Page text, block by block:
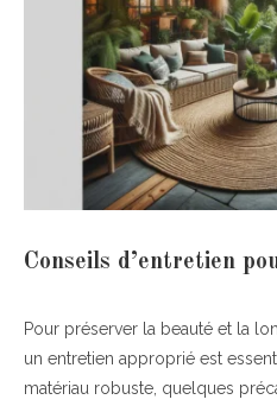
Conseils d’entretien
Pour préserver la beauté et la
un entretien approprié est
matériau robuste, quelques